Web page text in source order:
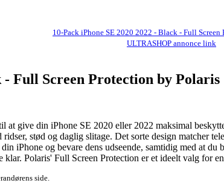
10-Pack iPhone SE 2020 2022 - Black - Full
ULTRASHOP annonce link
- Full Screen Protection by Polaris
at give din iPhone SE 2020 eller 2022 maksimal
stød og daglig slitage. Det sorte design matcher
iPhone og bevare dens udseende, samtidig med at
Polaris' Full Screen Protection er et ideelt valg for
side.